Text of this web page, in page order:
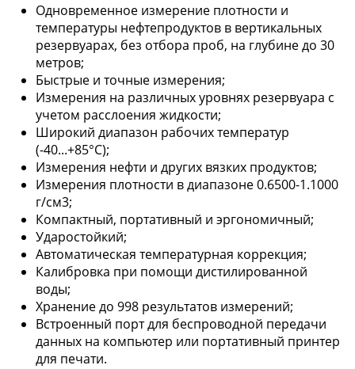
Одновременное измерение плотности и
температуры нефтепродуктов в вертикальных
резервуарах, без отбора проб, на глубине до 30
метров;
Быстрые и точные измерения;
Измерения на различных уровнях резервуара с
учетом расслоения жидкости;
Широкий диапазон рабочих температур
(-40...+85°С);
Измерения нефти и других вязких продуктов;
Измерения плотности в диапазоне 0.6500-1.1000
г/см3;
Компактный, портативный и эргономичный;
Ударостойкий;
Автоматическая температурная коррекция;
Калибровка при помощи дистилированной
воды;
Хранение до 998 результатов измерений;
Встроенный порт для беспроводной передачи
данных на компьютер или портативный принтер
для печати.